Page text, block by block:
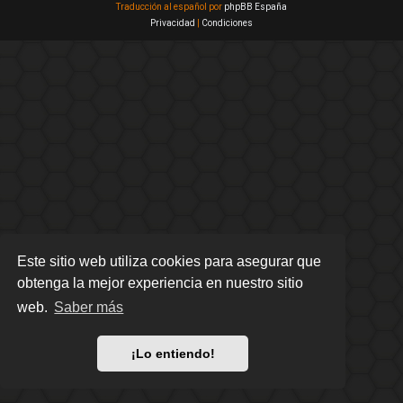
Este sitio web utiliza cookies para asegurar que
obtenga la mejor experiencia en nuestro sitio
web. Saber más
¡Lo entiendo!
Traducción al español por phpBB España
Privacidad
Condiciones